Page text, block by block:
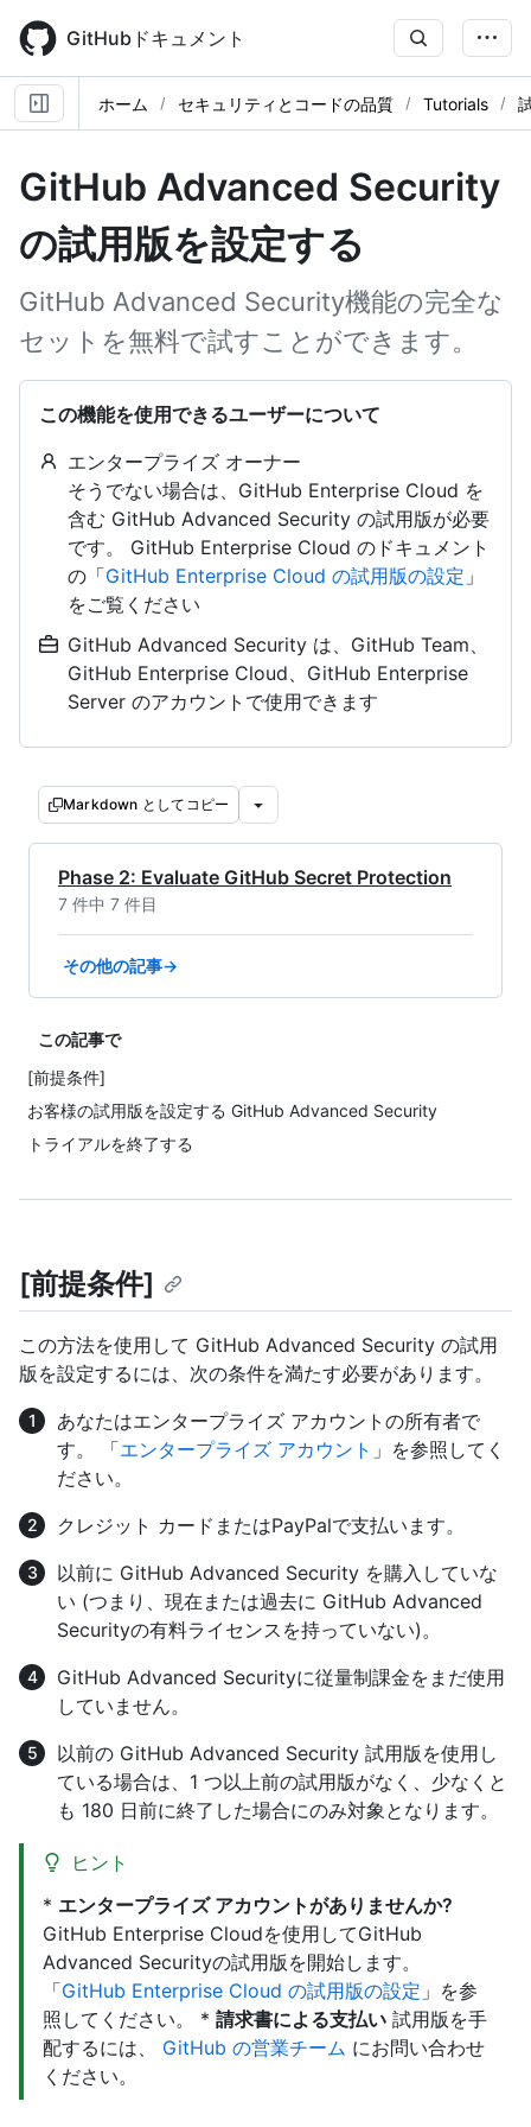
main
content
GitHubドキュメント
ホーム セキュリティとコードの品質 Tutorials
GitHub Advanced Security
の試用版を設定する
GitHub Advanced Security機能の完全な
セットを無料で試すことができます。
この機能を使用できるユーザーについて
エンタープライズ オーナー
そうでない場合は、GitHub Enterprise Cloud を
含む GitHub Advanced Security の試用版が必要
です。 GitHub Enterprise Cloud のドキュメント
の「GitHub Enterprise Cloud の試用版の設定 」
をご覧ください
GitHub Advanced Security は、GitHub Team、
GitHub Enterprise Cloud、GitHub Enterprise
Server のアカウントで使用できます
Markdown としてコピー
Phase 2: Evaluate GitHub Secret Protection
7 件中 7 件目
その他の記事→
この記事で
[前提条件]
お客様の試用版を設定する GitHub Advanced Security
トライアルを終了する
[前提条件]
この方法を使用して GitHub Advanced Security の試用
版を設定するには、次の条件を満たす必要があります。
あなたはエンタープライズ アカウントの所有者で
す。 「エンタープライズ アカウント 」を参照してく
ださい。
クレジット カードまたはPayPalで支払います。
以前に GitHub Advanced Security を購入していな
い (つまり、現在または過去に GitHub Advanced
Securityの有料ライセンスを持っていない)。
GitHub Advanced Securityに従量制課金をまだ使用
していません。
以前の GitHub Advanced Security 試用版を使用し
ている場合は、1 つ以上前の試用版がなく、少なくと
も 180 日前に終了した場合にのみ対象となります。
ヒント
* エンタープライズ アカウントがありませんか?
GitHub Enterprise Cloudを使用してGitHub
Advanced Securityの試用版を開始します。
「GitHub Enterprise Cloud の試用版の設定 」を参
照してください。 * 請求書による支払い 試用版を手
配するには、 GitHub の営業チーム にお問い合わせ
ください。